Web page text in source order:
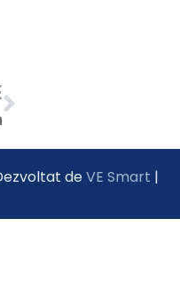
deVE Smart |